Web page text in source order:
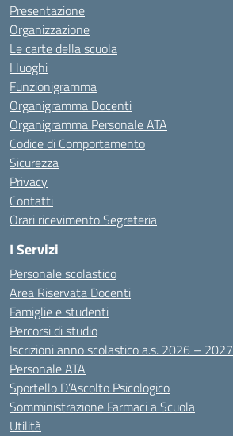
Presentazione
Organizzazione
Le carte della scuola
I luoghi
Funzionigramma
Organigramma Docenti
Organigramma Personale ATA
Codice di Comportamento
Sicurezza
Privacy
Contatti
Orari ricevimento Segreteria
I Servizi
Personale scolastico
Area Riservata Docenti
Famiglie e studenti
Percorsi di studio
Iscrizioni anno scolastico a.s. 2026 – 2027
Personale ATA
Sportello D’Ascolto Psicologico
Somministrazione Farmaci a Scuola
Utilità